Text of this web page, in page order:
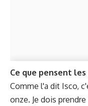
Ce que pensent
Comme l'a dit Isco,
onze. Je dois